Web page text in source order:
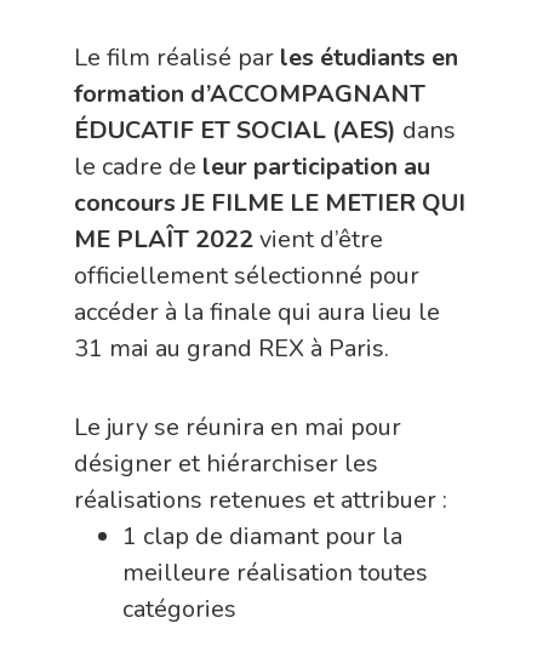
Le film réalisé par les étudiants en
formation d’ACCOMPAGNANT
ÉDUCATIF ET SOCIAL (AES) dans
le cadre de leur participation au
concours JE FILME LE METIER QUI
ME PLAÎT 2022vient d’être
officiellement sélectionné pour
accéder à la finale qui aura lieu le
31 mai au grand REX à Paris.
Le jury se réunira en mai pour
désigner et hiérarchiser les
réalisations retenues et attribuer :
1 clap de diamant pour la
meilleure réalisation toutes
catégories